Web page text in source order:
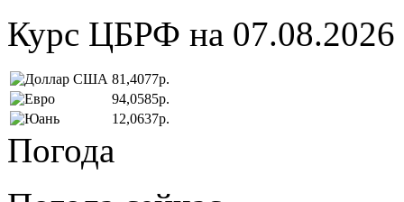
Курс ЦБРФ на 07.08.2026
81,4077р.
94,0585р.
12,0637р.
Погода